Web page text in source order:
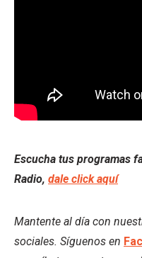
Escucha tus programas
Radio, dale click aquí
Mantente al día con
sociales. Síguenos en